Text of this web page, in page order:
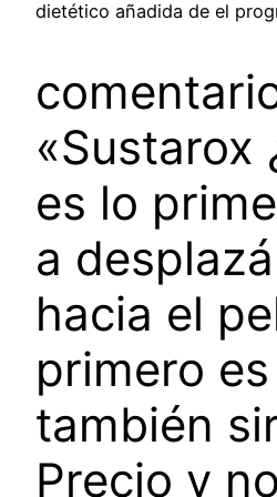
dietético añadida de el
«Sustarox
es lo
a
hacia el
primero
también
Precio y